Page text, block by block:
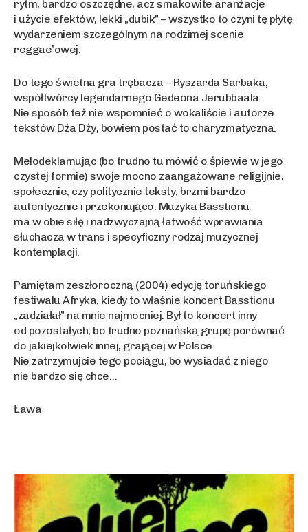
rytm, bardzo oszczędne, acz smakowite aranżacje
i użycie efektów, lekki „dubik” – wszystko to czyni tę płytę
wydarzeniem szczególnym na rodzimej scenie
reggae’owej.
Do tego świetna gra trębacza – Ryszarda Sarbaka,
współtwórcy legendarnego Gedeona Jerubbaala.
Nie sposób też nie wspomnieć o wokaliście i autorze
tekstów Dża Dży, bowiem postać to charyzmatyczna.
Melodeklamując (bo trudno tu mówić o śpiewie w jego
czystej formie) swoje mocno zaangażowane religijnie,
społecznie, czy politycznie teksty, brzmi bardzo
autentycznie i przekonująco. Muzyka Basstionu
ma w obie siłę i nadzwyczajną łatwość wprawiania
słuchacza w trans i specyficzny rodzaj muzycznej
kontemplacji.
Pamiętam zeszłoroczną (2004) edycję toruńskiego
festiwalu Afryka, kiedy to właśnie koncert Basstionu
„zadziałał” na mnie najmocniej. Był to koncert inny
od pozostałych, bo trudno poznańską grupę porównać
do jakiejkolwiek innej, grającej w Polsce.
Nie zatrzymujcie tego pociągu, bo wysiadać z niego
nie bardzo się chce…
Ława